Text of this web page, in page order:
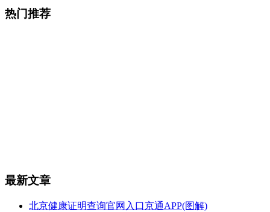
热门推荐
最新文章
北京健康证明查询官网入口京通APP(图解)